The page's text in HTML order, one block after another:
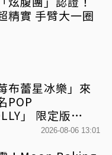
精實 手臂大一圈
布蕾星冰樂」來
POP
」 限定版
Bearista小熊杯」
2026-08-06 13:01